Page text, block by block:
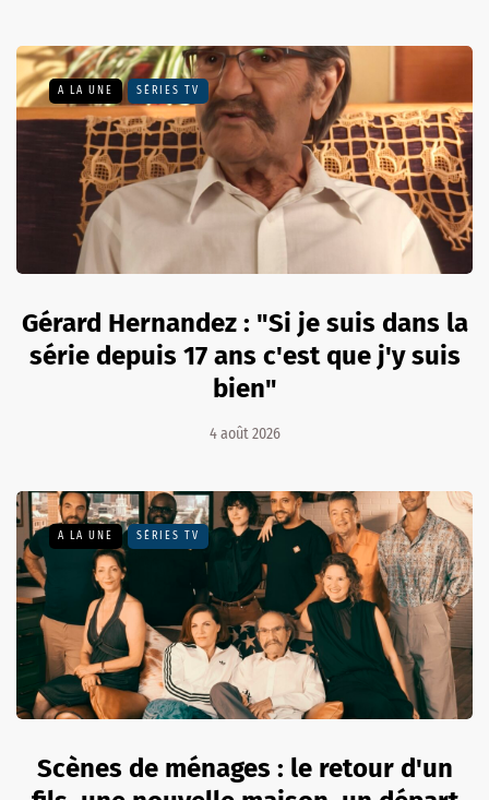
A LA UNE SÉRIES TV
Gérard Hernandez : "Si je suis dans la
série depuis 17 ans c'est que j'y suis
bien"
4 août 2026
A LA UNE SÉRIES TV
Scènes de ménages : le retour d'un